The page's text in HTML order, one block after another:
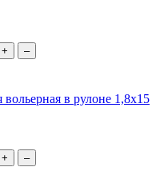
+
–
в рулоне 1,8х15
+
–